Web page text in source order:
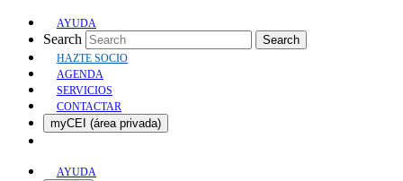
AYUDA
Search Search
HAZTE SOCIO
AGENDA
SERVICIOS
CONTACTAR
myCEI (área privada)
AYUDA